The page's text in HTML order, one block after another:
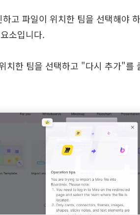
고 파일이 위치한 팀을 선택해야
소입니다.
치한 팀을 선택하고 "다시 추가"